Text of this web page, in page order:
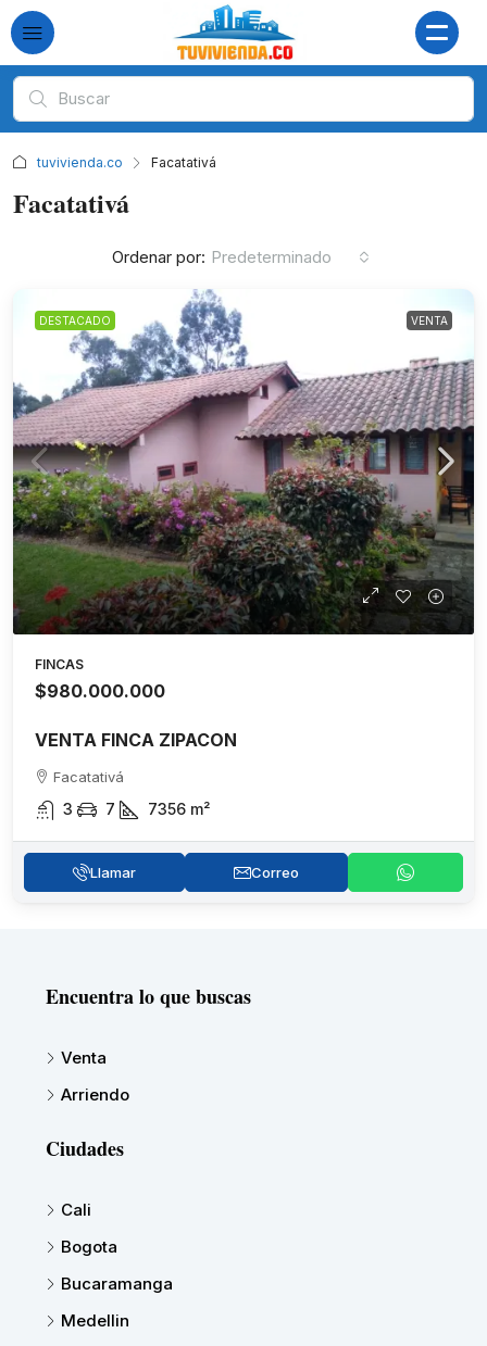
tuvivienda.co Facatativá
Facatativá
Ordenar por: Predeterminado
DESTACADO VENTA
FINCAS
$980.000.000
VENTA FINCA ZIPACON
Facatativá
3 7 7356 m²
Llamar Correo
Encuentra lo que buscas
Venta
Arriendo
Ciudades
Cali
Bogota
Bucaramanga
Medellin